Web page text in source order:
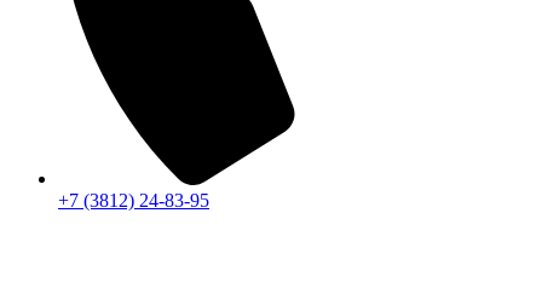
+7 (3812) 24-83-95